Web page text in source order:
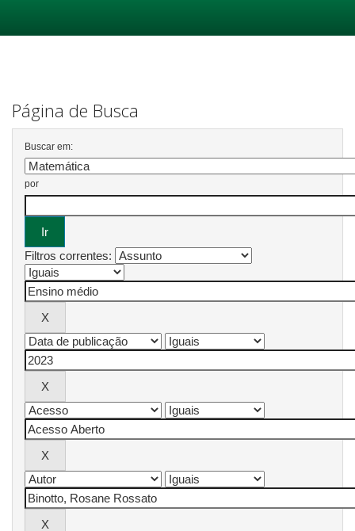
Página de Busca
Buscar em:
por
Filtros correntes: